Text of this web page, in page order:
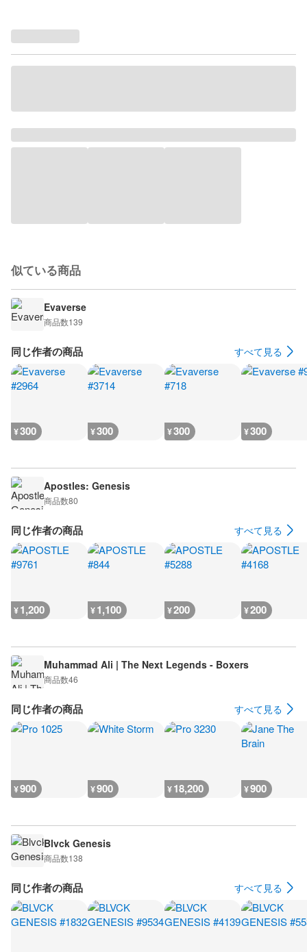
似ている商品
Evaverse
商品数139
同じ作者の商品 すべて見る
¥300 ¥300 ¥300 ¥300
Apostles: Genesis
商品数80
同じ作者の商品 すべて見る
¥1,200 ¥1,100 ¥200 ¥200
Muhammad Ali | The Next Legends - Boxers
商品数46
同じ作者の商品 すべて見る
¥900 ¥900 ¥18,200 ¥900
Blvck Genesis
商品数138
同じ作者の商品 すべて見る